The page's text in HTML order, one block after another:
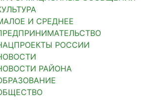
И СРЕДНЕЕ
РОССИИ
РАЙОНА